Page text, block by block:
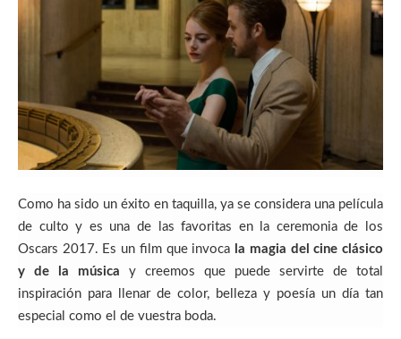
Como ha sido un éxito en taquilla, ya se considera una película
de culto y es una de las favoritas en la ceremonia de los
Oscars 2017. Es un film que invoca la magia del cine clásico
y de la música y creemos que puede servirte de total
inspiración para llenar de color, belleza y poesía un día tan
especial como el de vuestra boda.